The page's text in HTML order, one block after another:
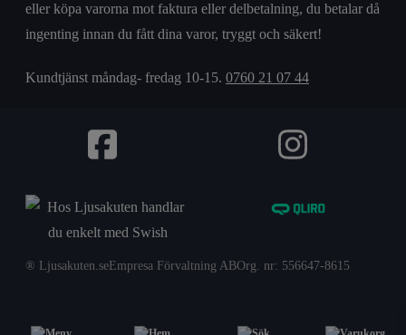
eller köpa varorna mot faktura eller delbetalning, du betalar då
ingenting innan du fått dina varor, tryggt och säkert!
Kundtjänst måndag- fredag 10-15. 0760 21 07 44
® Ljusakuten.se Empresa Förvaltning ABOrg. nr: 556647-8615